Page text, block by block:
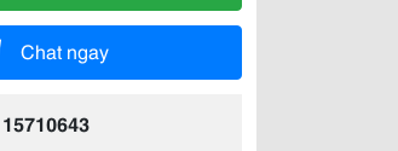
Chat ngay
15710643